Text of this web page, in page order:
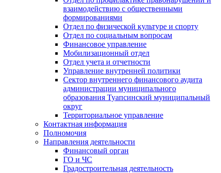
взаимодействию с общественными
формированиями
Отдел по физической культуре и спорту
Отдел по социальным вопросам
Финансовое управление
Мобилизационный отдел
Отдел учета и отчетности
Управление внутренней политики
Сектор внутреннего финансового аудита
администрации муниципального
образования Туапсинский муниципальный
округ
Территориальное управление
Контактная информация
Полномочия
Направления деятельности
Финансовый орган
ГО и ЧС
Градостроительная деятельность